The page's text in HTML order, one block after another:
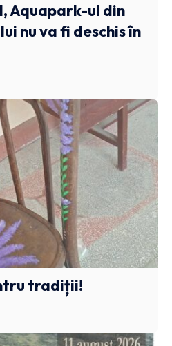
Aquapark-ul din
nu va fi deschis în
tradiții!